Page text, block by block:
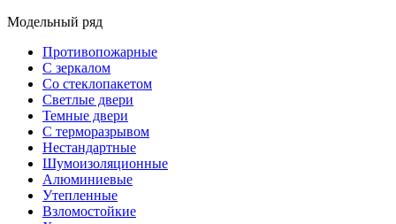
Модельный ряд
Противопожарные
С зеркалом
Со стеклопакетом
Светлые двери
Темные двери
С терморазрывом
Нестандартные
Шумоизоляционные
Алюминиевые
Утепленные
Взломостойкие